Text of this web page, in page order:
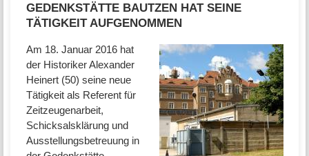
GEDENKSTÄTTE BAUTZEN HAT SEINE
TÄTIGKEIT AUFGENOMMEN
Am 18. Januar 2016 hat
der Historiker Alexander
Heinert (50) seine neue
Tätigkeit als Referent für
Zeitzeugenarbeit,
Schicksalsklärung und
Ausstellungsbetreuung in